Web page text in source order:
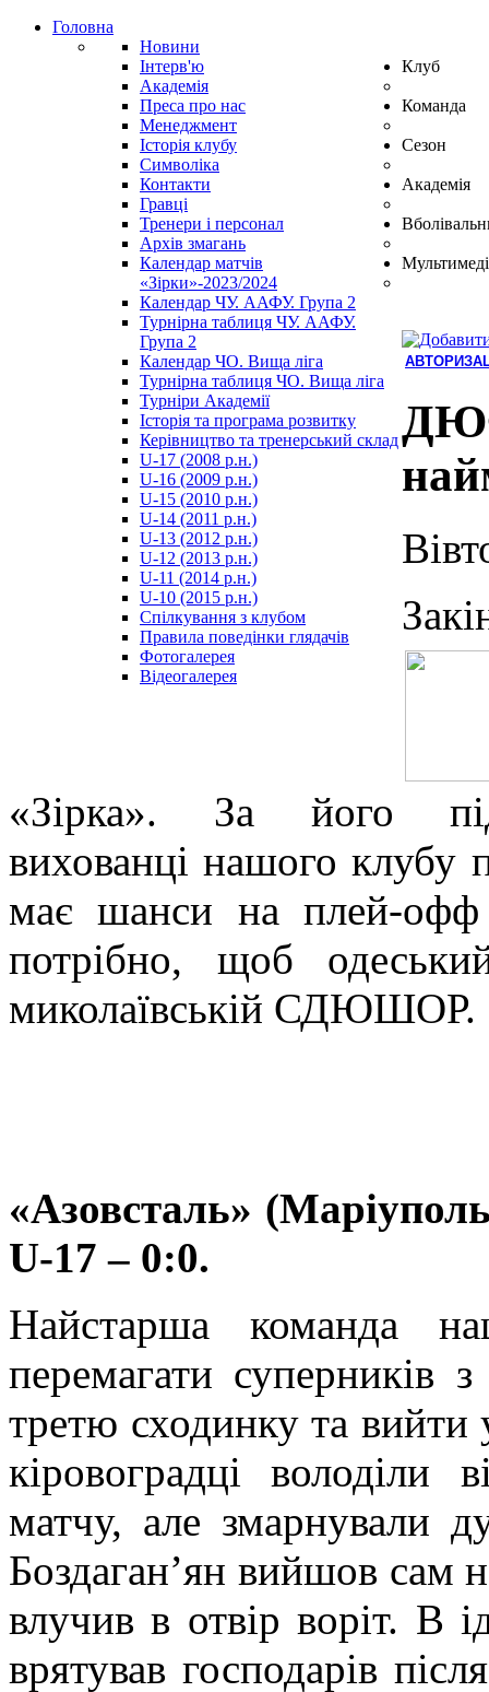
Головна
Новини
Інтерв'ю
Академія
Преса про нас
Клуб
Менеджмент
Історія клубу
Символіка
Контакти
Команда
Гравці
Тренери і персонал
Архів змагань
Сезон
Календар матчів
«Зірки»-2023/2024
Календар ЧУ. ААФУ. Група 2
Турнірна таблиця ЧУ. ААФУ.
Група 2
Календар ЧО. Вища ліга
Турнірна таблиця ЧО. Вища ліга
Академія
Турніри Академії
Історія та програма розвитку
Керівництво та тренерський склад
U-17 (2008 р.н.)
U-16 (2009 р.н.)
U-15 (2010 р.н.)
U-14 (2011 р.н.)
U-13 (2012 р.н.)
U-12 (2013 р.н.)
U-11 (2014 р.н.)
U-10 (2015 р.н.)
Спілкування з клубом
Правила поведінки глядачів
Фотогалерея
Відеогалерея
«Зірка». За його
вихованці нашого
має шанси на плей-офф
потрібно, щоб
миколаївській СДЮШОР.
«Азовсталь»
U-17– 0:0.
Найстарша команда
перемагати суперників
третю сходинку та
кіровоградці
матчу, але змарнували
Боздаган’ян вийшов сам
влучив в отвір воріт. В
врятував господарів